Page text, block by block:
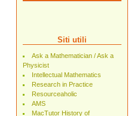
Siti utili
Ask a Mathematician / Ask a
Physicist
Intellectual Mathematics
Research in Practice
Resourceaholic
AMS
MacTutor History of